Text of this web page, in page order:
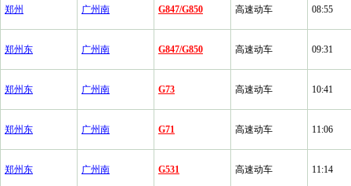
郑州 广州南 G847/G850 高速动车 08:55
郑州东 广州南 G847/G850 高速动车 09:31
郑州东 广州南 G73 高速动车 10:41
郑州东 广州南 G71 高速动车 11:06
郑州东 广州南 G531 高速动车 11:14